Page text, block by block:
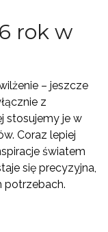
rok w
– jeszcze
z
stosujemy je w
Coraz lepiej
światem
się precyzyjna,
potrzebach.